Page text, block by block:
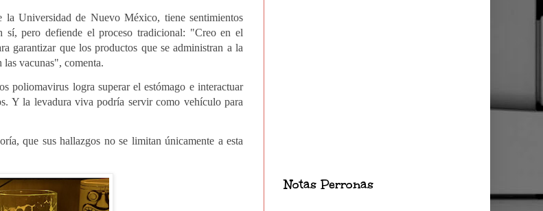
Universidad de Nuevo México, tiene sentimientos
sí, pero defiende el proceso tradicional: "Creo en el
garantizar que los productos que se administran a la
vacunas", comenta.
poliomavirus logra superar el estómago e interactuar
Y la levadura viva podría servir como vehículo para
que sus hallazgos no se limitan únicamente a esta
Notas Perronas